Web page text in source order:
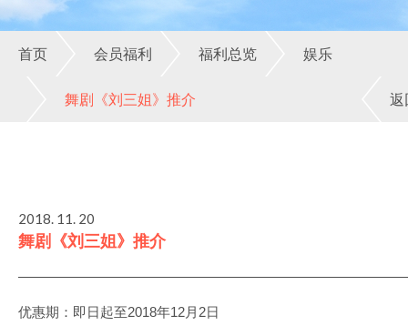
首页 会员福利 福利总览 娱乐
舞剧《刘三姐》推介 返
2018. 11. 20
舞剧《刘三姐》推介
优惠期：即日起至2018年12月2日